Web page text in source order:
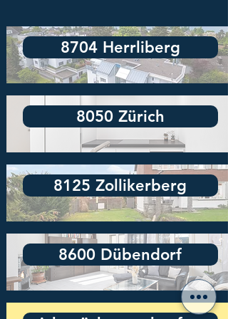
8704 Herrliberg
8050 Zürich
8125 Zollikerberg
8600 Dübendorf